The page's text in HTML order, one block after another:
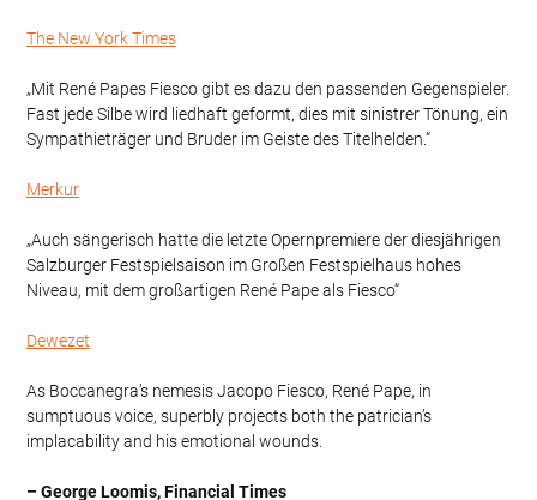
The New York Times
„Mit René Papes Fiesco gibt es dazu den passenden Gegenspieler.
Fast jede Silbe wird liedhaft geformt, dies mit sinistrer Tönung, ein
Sympathieträger und Bruder im Geiste des Titelhelden.“
Merkur
„Auch sängerisch hatte die letzte Opernpremiere der diesjährigen
Salzburger Festspielsaison im Großen Festspielhaus hohes
Niveau, mit dem großartigen René Pape als Fiesco“
Dewezet
As Boccanegra’s nemesis Jacopo Fiesco, René Pape, in
sumptuous voice, superbly projects both the patrician’s
implacability and his emotional wounds.
– George Loomis, Financial Times